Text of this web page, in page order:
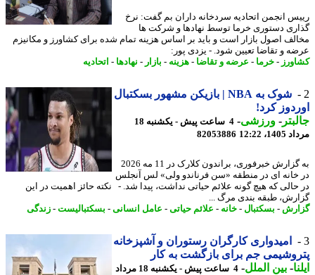
انجمن اتحادیه سردخانه داران بم گفت: نرخ
دستوری خرما توسط نهادها و شرکت ها
اصول بازار است و باید بر اساس هزینه تمام شده برای کشاورز و مکانیزم
و تقاضا تعیین شود. - یزدی پور:
-خرما- عرضه و تقاضا-هزینه- بازار - نهادها-اتحادیه
شوک به NBA | بازیکن مشهور بسکتبال
کرد!
-ورزشی-
4 ساعت پیش - یکشنبه 18
12:22
82053886
به گزارش خبرفوری، براندون کلارک در 11 مه 2026
ای در منطقه «سن فرناندو ولی» لس آنجلس
که هیچ گونه علائم حیاتی نداشت، پیدا شد. - نکته حائز اهمیت در این
طبقه بندی مرگ ...
-بسکتبال-خانه -علائم حیاتی-عامل انسانی-بسکتبالیست-زندگی
امیدواری کارگران رستوران و آشپزخانه
جم برای بازگشت به کار
-بین الملل-
4 ساعت پیش - یکشنبه 18 مرداد